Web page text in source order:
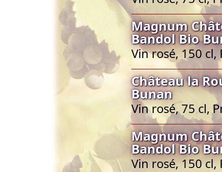
Magnum
Bandol Bio
Vin rosé, 150 cl,
Château la
Bunan
Vin rosé, 75 cl,
Magnum
Bandol Bio
Vin rosé, 150 cl,